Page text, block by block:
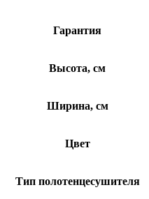
Гарантия
Высота, см
Ширина, см
Цвет
Тип полотенцесушителя